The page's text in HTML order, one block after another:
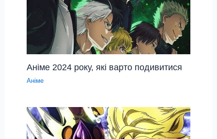
Аніме 2024 року, які варто подивитися
Аніме